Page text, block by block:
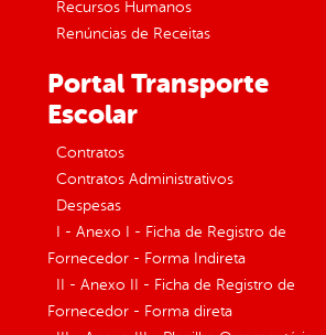
Recursos Humanos
Renúncias de Receitas
Portal Transporte
Escolar
Contratos
Contratos Administrativos
Despesas
I - Anexo I - Ficha de Registro de
Fornecedor - Forma Indireta
II - Anexo II - Ficha de Registro de
Fornecedor - Forma direta